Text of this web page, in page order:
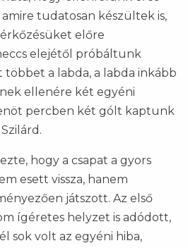
tudatosan készültek is,
előre
elejétől próbáltunk
a labda, a labda inkább
ellenére két egyéni
percben két gólt kaptunk
hogy a csapat a gyors
esett vissza, hanem
játszott. Az első
ígéretes helyzet is adódott,
sok volt az egyéni hiba,